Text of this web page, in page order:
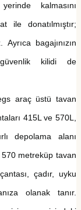
kalmasını
ile donatılmıştır;
bagajınızın
kilidi de
araç üstü tavan
415L ve 570L,
depolama alanı
570 metreküp tavan
çadır, uyku
olanak tanır.